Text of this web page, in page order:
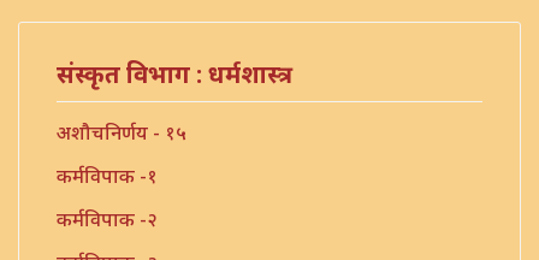
संस्कृत विभाग : धर्मशास्त्र
अशौचनिर्णय - १५
कर्मविपाक -१
कर्मविपाक -२